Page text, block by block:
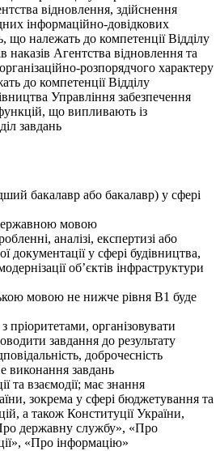
відновлення, здійснення
інформаційно-довідкових
що належать до компетенції Відділу
наказів Агентства відновлення та
розпорядчого характеру
до компетенції Відділу
Управління забезпечення
що випливають із
завдань
бакалавр або бакалавр) у сфері
мовою
аналізі, експертизі або
документації у сфері будівництва,
об’єктів інфраструктури
мовою не нижче рівня В1 буде
пріоритетами, організовувати
завдання до результату
доброчесність
виконання завдань
та взаємодії; має знання
зокрема у сфері бюджетування та
а також Конституції України,
державну службу», «Про
«Про інформацію»